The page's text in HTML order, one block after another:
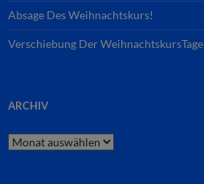
Absage Des Weihnachtskurs!
Verschiebung Der WeihnachtskursTage
ARCHIV
Archiv